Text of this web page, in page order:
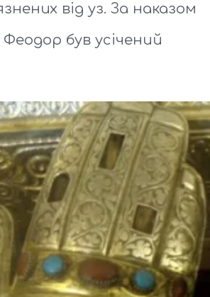
від уз. За наказом
був усічений